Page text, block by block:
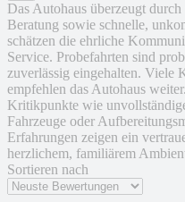
Das Autohaus überzeugt
Beratung sowie schnelle,
schätzen die ehrliche
Service. Probefahrten sind
zuverlässig eingehalten. Viele
empfehlen das Autohaus
Kritikpunkte wie
Fahrzeuge oder
Erfahrungen zeigen ein
herzlichem, familiärem
Sortieren nach